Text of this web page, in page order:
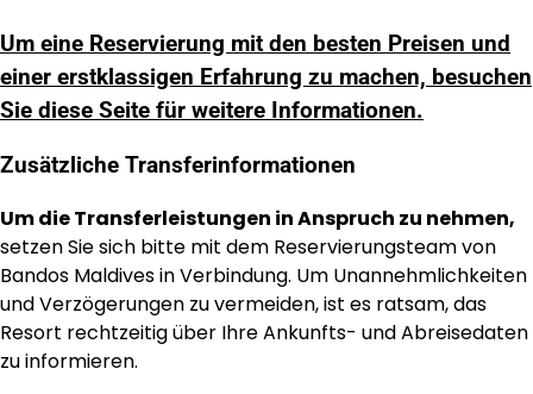
Um eine Reservierung mit den besten Preisen und
einer erstklassigen Erfahrung zu machen, besuchen
Sie diese Seite für weitere Informationen.
Zusätzliche Transferinformationen
Um die Transferleistungen in Anspruch zu nehmen,
setzen Sie sich bitte mit dem Reservierungsteam von
Bandos Maldives in Verbindung. Um Unannehmlichkeiten
und Verzögerungen zu vermeiden, ist es ratsam, das
Resort rechtzeitig über Ihre Ankunfts- und Abreisedaten
zu informieren.